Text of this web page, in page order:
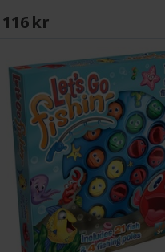
116 SEK